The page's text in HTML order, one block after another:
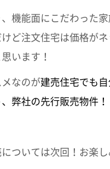
機能面にこだわった
ど注文住宅は価格が
います！
なのが建売住宅でも
弊社の先行販売物件！
ついては次回！お楽し